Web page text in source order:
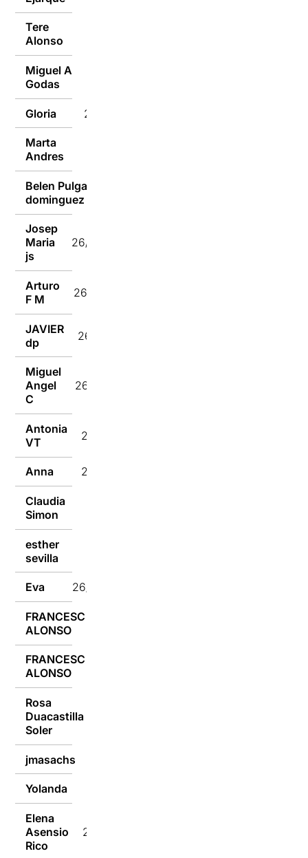
Tere
Alonso
Miguel A
Godas
Gloria 26/02/2023
Marta
Andres
Belen Pulgain
dominguez
Josep
Maria
js
26/02/2023
Arturo
F M
26/02/2023
JAVIER
dp
26/02/2023
Miguel
Angel
C
26/02/2023
Antonia
VT
26/02/2023
Anna 26/02/2023
Claudia
Simon
esther
sevilla
Eva 26/02/2023
FRANCESC
ALONSO
FRANCESC
ALONSO
Rosa
Duacastilla
Soler
jmasachs
Yolanda
Elena
Asensio
Rico
25/02/2023